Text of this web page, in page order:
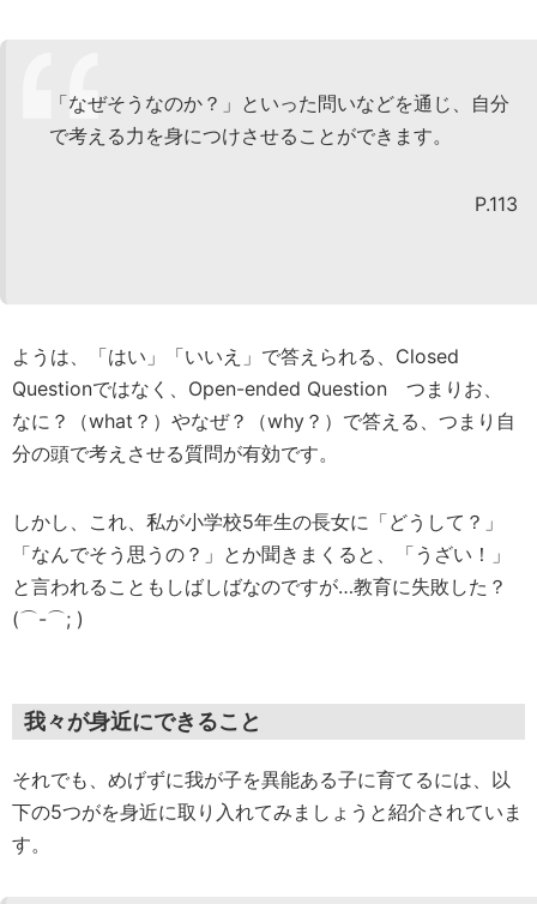
「なぜそうなのか？」といった問いなどを通じ、自分
で考える力を身につけさせることができます。
P.113
ようは、「はい」「いいえ」で答えられる、Closed
Questionではなく、Open-ended Question つまりお、
なに？（what？）やなぜ？（why？）で答える、つまり自
分の頭で考えさせる質問が有効です。
しかし、これ、私が小学校5年生の長女に「どうして？」
「なんでそう思うの？」とか聞きまくると、「うざい！」
と言われることもしばしばなのですが…教育に失敗した？
(⌒-⌒; )
我々が身近にできること
それでも、めげずに我が子を異能ある子に育てるには、以
下の5つがを身近に取り入れてみましょうと紹介されていま
す。